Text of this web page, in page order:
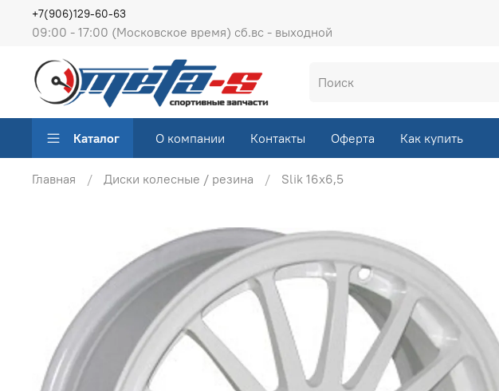
09:00 - 17:00 (Московское время) сб.вс - выходной
+7(906)129-60-63
Каталог О компании Контакты Оферта Как купить
Главная Диски колесные / резина Slik 16х6,5